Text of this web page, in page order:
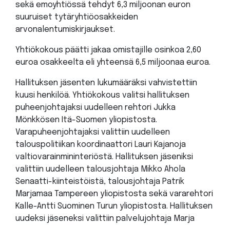
sekä emoyhtiössä tehdyt 6,3 miljoonan euron
suuruiset tytäryhtiöosakkeiden
arvonalentumiskirjaukset.
Yhtiökokous päätti jakaa omistajille osinkoa 2,60
euroa osakkeelta eli yhteensä 6,5 miljoonaa euroa.
Hallituksen jäsenten lukumääräksi vahvistettiin
kuusi henkilöä. Yhtiökokous valitsi hallituksen
puheenjohtajaksi uudelleen rehtori Jukka
Mönkkösen Itä-Suomen yliopistosta.
Varapuheenjohtajaksi valittiin uudelleen
talouspolitiikan koordinaattori Lauri Kajanoja
valtiovarainmininteriöstä. Hallituksen jäseniksi
valittiin uudelleen talousjohtaja Mikko Ahola
Senaatti-kiinteistöistä, talousjohtaja Patrik
Marjamaa Tampereen yliopistosta sekä vararehtori
Kalle-Antti Suominen Turun yliopistosta. Hallituksen
uudeksi jäseneksi valittiin palvelujohtaja Marja